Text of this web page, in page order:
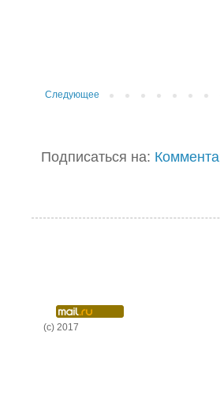
Следующее
Подписаться на:
(c) 2017